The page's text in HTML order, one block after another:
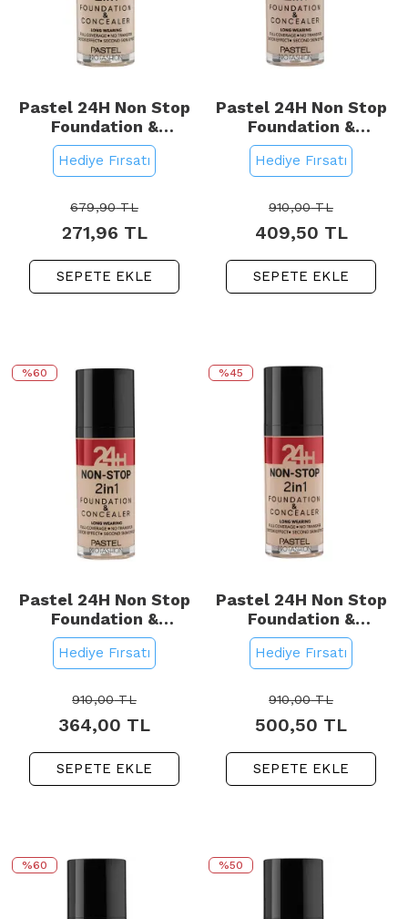
Pastel 24H Non Stop
Foundation &
Concealer - Fondöten
Kapatıcı No: 601 Cool
Hediye Fırsatı
679,90TL
271,96 TL
SEPETE EKLE
Pastel 24H Non Stop
Foundation &
Concealer - Fondöten
Kapatıcı No: 602 Light
Hediye Fırsatı
910,00TL
409,50 TL
SEPETE EKLE
%60
Pastel 24H Non Stop
Foundation &
Concealer - Fondöten
Kapatıcı No: 603 Ivory
Hediye Fırsatı
910,00TL
364,00 TL
SEPETE EKLE
%45
Pastel 24H Non Stop
Foundation &
Concealer - Fondöten
Kapatıcı No: 606 Warm
Hediye Fırsatı
910,00TL
500,50 TL
SEPETE EKLE
%60 %50